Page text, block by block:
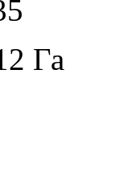
Га